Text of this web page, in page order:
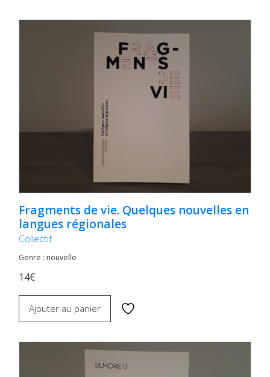
Fragments de vie. Quelques nouvelles en
langues régionales
Collectif
Genre : nouvelle
14€
Ajouter au panier